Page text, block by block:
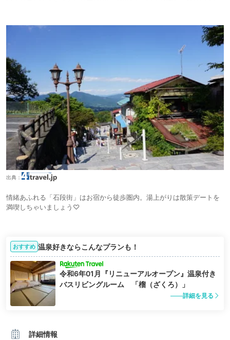
出典：
情緒あふれる「石段街」はお宿から徒歩圏内。湯上がりは散策デートを
満喫しちゃいましょう♡
おすすめ 温泉好きならこんなプランも！
令和6年01月『リニューアルオープン』温泉付き
バスリビングルーム 「榴（ざくろ）」
詳細を見る
詳細情報